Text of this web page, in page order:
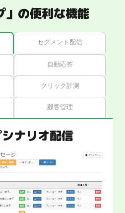
」の便利な機能
セグメント配信
自動応答
クリック計測
顧客管理
ナリオ配信